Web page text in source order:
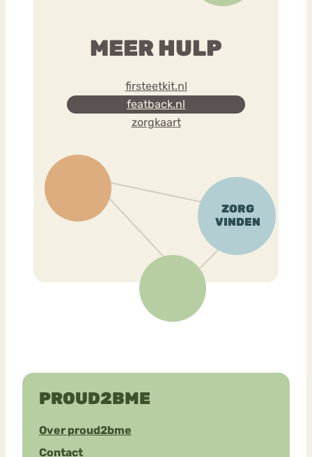
MEER HULP
firsteetkit.nl
featback.nl
zorgkaart
PROUD2BME
Over proud2bme
Contact